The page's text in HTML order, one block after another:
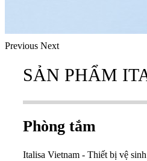
Previous Next
SẢN PHẨM
Phòng tắm
Italisa Vietnam - Thiết bị vệ